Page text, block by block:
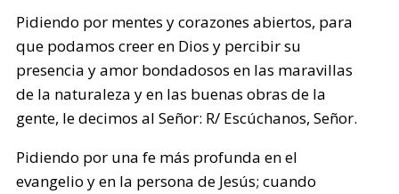
Pidiendo por mentes y corazones abiertos, para
que podamos creer en Dios y percibir su
presencia y amor bondadosos en las maravillas
de la naturaleza y en las buenas obras de la
gente, le decimos al Señor: R/ Escúchanos, Señor.
Pidiendo por una fe más profunda en el
evangelio y en la persona de Jesús; cuando